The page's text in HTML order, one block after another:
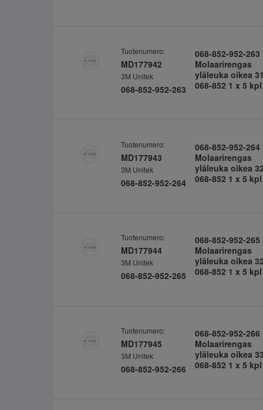
Tuotenumero:
MD177942
3M Unitek
068-852-952-263
068-852-952-263
Molaarirengas
yläleuka oikea
068-852 1 x 5 kpl
Tuotenumero:
MD177943
3M Unitek
068-852-952-264
068-852-952-264
Molaarirengas
yläleuka oikea
068-852 1 x 5 kpl
Tuotenumero:
MD177944
3M Unitek
068-852-952-265
068-852-952-265
Molaarirengas
yläleuka oikea
068-852 1 x 5 kpl
Tuotenumero:
MD177945
3M Unitek
068-852-952-266
068-852-952-266
Molaarirengas
yläleuka oikea
068-852 1 x 5 kpl